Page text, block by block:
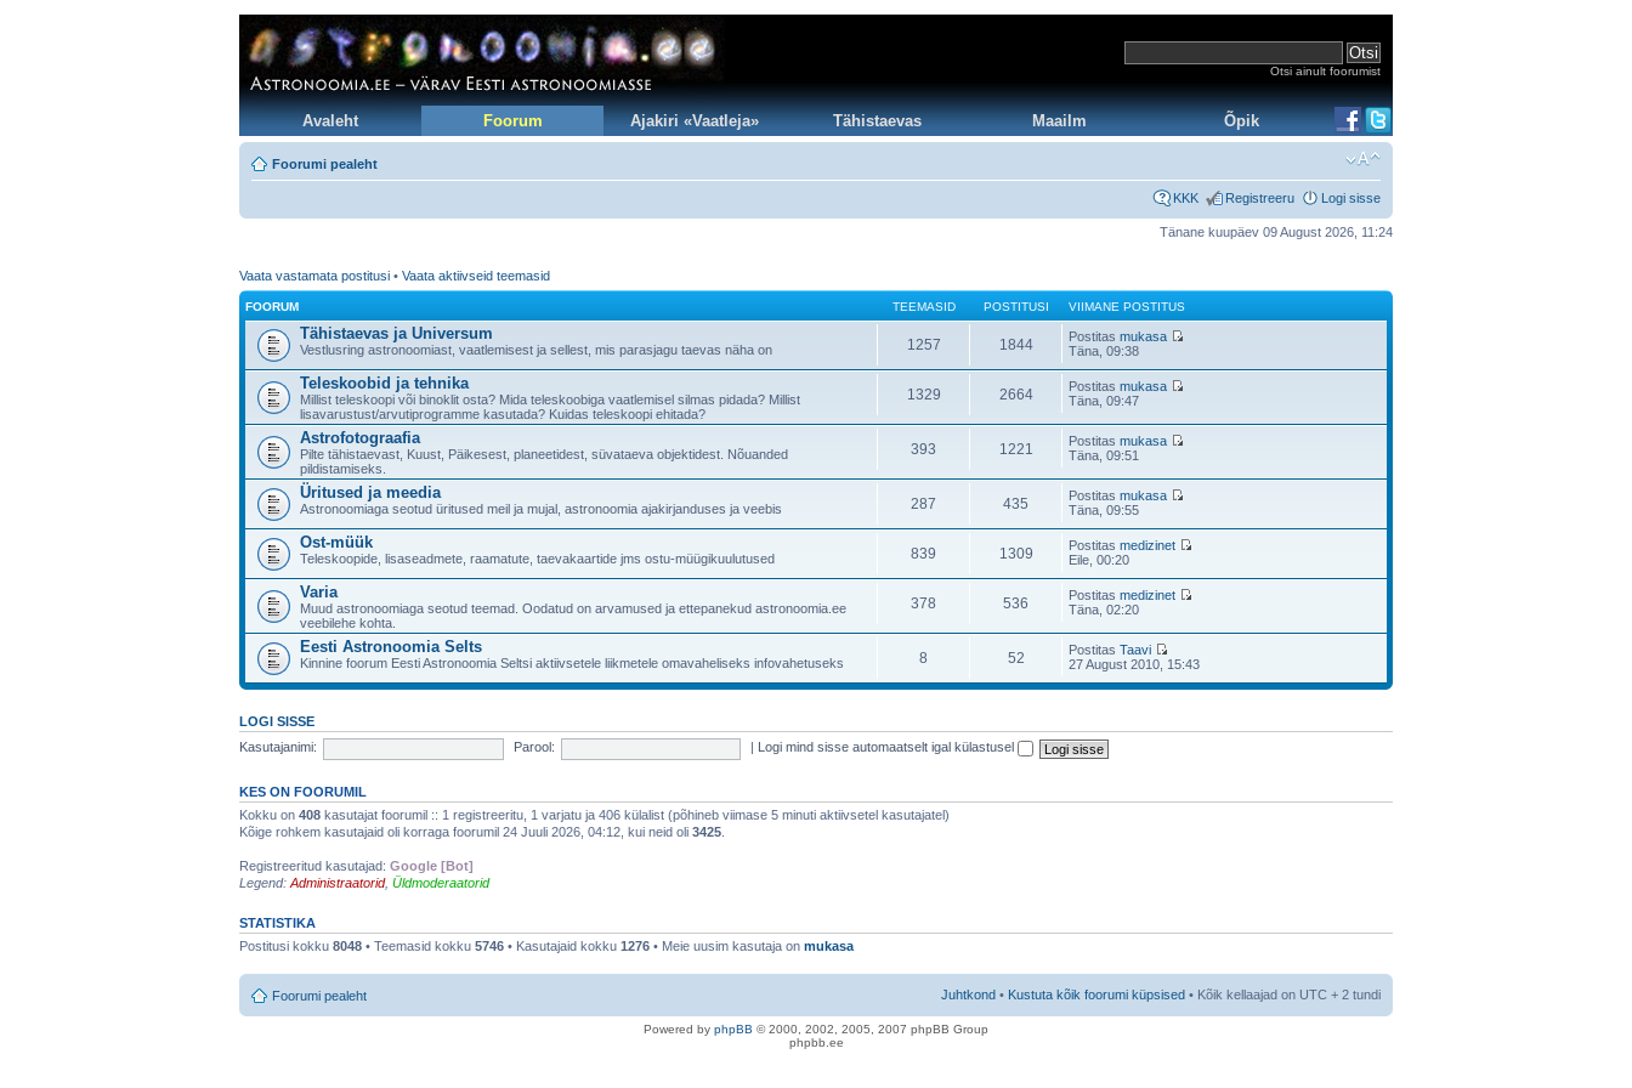
Otsi ainult foorumist
Avaleht Foorum Ajakiri «Vaatleja» Tähistaevas Maailm Õpik
Foorumi pealeht
KKK Registreeru Logi sisse
Tänane kuupäev 09 August 2026, 11:24
Vaata vastamata postitusi • Vaata aktiivseid teemasid
FOORUM TEEMASID POSTITUSI VIIMANE POSTITUS
Tähistaevas ja Universum
Vestlusring astronoomiast, vaatlemisest ja sellest, mis parasjagu taevas näha on 1257 1844 Postitasmukasa
Täna, 09:38
Teleskoobid ja tehnika
Millist teleskoopi või binoklit osta? Mida teleskoobiga vaatlemisel silmas pidada? Millist
lisavarustust/arvutiprogramme kasutada? Kuidas teleskoopi ehitada?
1329 2664 Postitasmukasa
Täna, 09:47
Astrofotograafia
Pilte tähistaevast, Kuust, Päikesest, planeetidest, süvataeva objektidest. Nõuanded
pildistamiseks.
393 1221 Postitasmukasa
Täna, 09:51
Üritused ja meedia
Astronoomiaga seotud üritused meil ja mujal, astronoomia ajakirjanduses ja veebis 287 435 Postitasmukasa
Täna, 09:55
Ost-müük
Teleskoopide, lisaseadmete, raamatute, taevakaartide jms ostu-müügikuulutused 839 1309 Postitasmedizinet
Eile, 00:20
Varia
Muud astronoomiaga seotud teemad. Oodatud on arvamused ja ettepanekud astronoomia.ee
veebilehe kohta.
378 536 Postitasmedizinet
Täna, 02:20
Eesti Astronoomia Selts
Kinnine foorum Eesti Astronoomia Seltsi aktiivsetele liikmetele omavaheliseks infovahetuseks 8 52 PostitasTaavi
27 August 2010, 15:43
LOGI SISSE
Kasutajanimi:
Parool: Logi mind sisse automaatselt igal külastusel
KES ON FOORUMIL
Kokku on 408 kasutajat foorumil :: 1 registreeritu, 1 varjatu ja 406 külalist (põhineb viimase 5 minuti aktiivsetel kasutajatel)
Kõige rohkem kasutajaid oli korraga foorumil 24 Juuli 2026, 04:12, kui neid oli 3425
Registreeritud kasutajad: Google [Bot]
Legend: Administraatorid, Üldmoderaatorid
STATISTIKA
Postitusi kokku 8048 • Teemasid kokku 5746 • Kasutajaid kokku 1276 • Meie uusim kasutaja on mukasa
Foorumi pealeht Juhtkond • Kustuta kõik foorumi küpsised • Kõik kellaajad on UTC + 2 tundi
Powered by phpBB © 2000, 2002, 2005, 2007 phpBB Group
phpbb.ee